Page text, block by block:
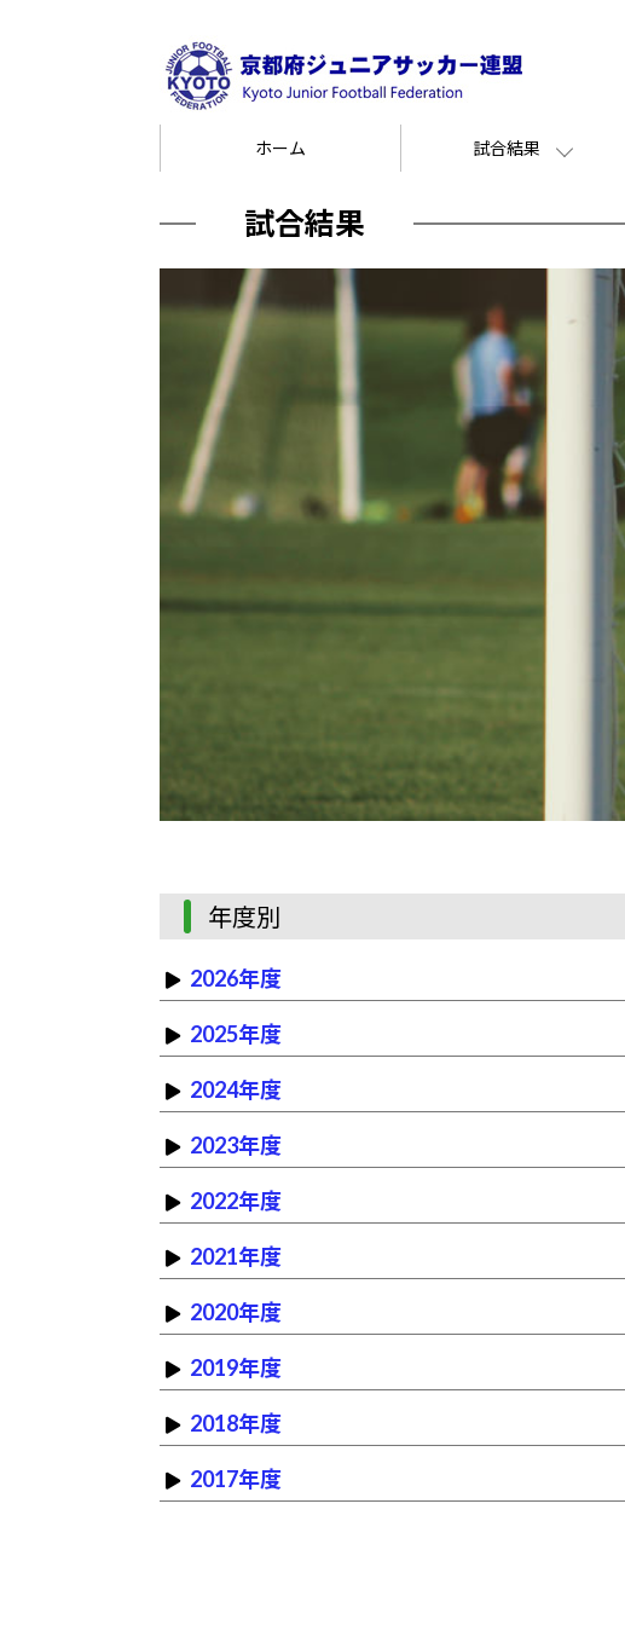
ホーム 試合結果
試合結果
年度別
2026年度
2025年度
2024年度
2023年度
2022年度
2021年度
2020年度
2019年度
2018年度
2017年度